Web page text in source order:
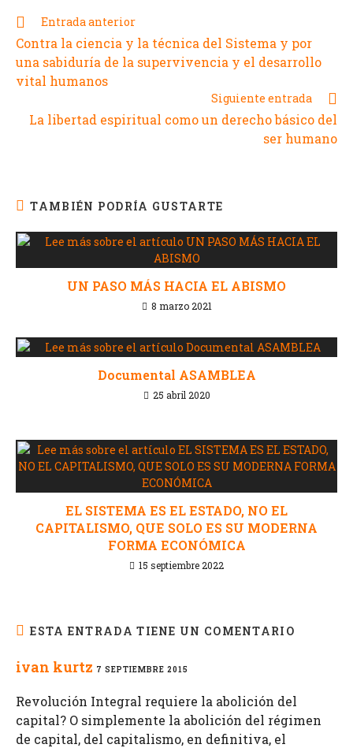
Entrada anterior
Contra la ciencia y la técnica del Sistema y por
una sabiduría de la supervivencia y el desarrollo
vital humanos
Siguiente entrada
La libertad espiritual como un derecho básico del
ser humano
TAMBIÉN PODRÍA GUSTARTE
UN PASO MÁS HACIA EL ABISMO
8 marzo 2021
Documental ASAMBLEA
25 abril 2020
EL SISTEMA ES EL ESTADO, NO EL
CAPITALISMO, QUE SOLO ES SU MODERNA
FORMA ECONÓMICA
15 septiembre 2022
ESTA ENTRADA TIENE UN COMENTARIO
ivan kurtz 7 SEPTIEMBRE 2015
Revolución Integral requiere la abolición del
capital? O simplemente la abolición del régimen
de capital, del capitalismo, en definitiva, el